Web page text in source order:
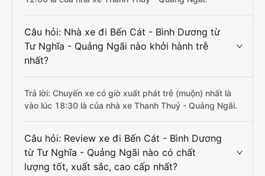
Câu hỏi: Nhà xe đi Bến Cát - Bình Dương từ
Tư Nghĩa - Quảng Ngãi nào khởi hành trễ
nhất?
Trả lời: Chuyến xe có giờ xuất phát trễ (muộn) nhất là
vào lúc 18:30 là của nhà xe Thanh Thuỷ - Quảng Ngãi.
Câu hỏi: Review xe đi Bến Cát - Bình Dương
từ Tư Nghĩa - Quảng Ngãi nào có chất
lượng tốt, xuất sắc, cao cấp nhất?